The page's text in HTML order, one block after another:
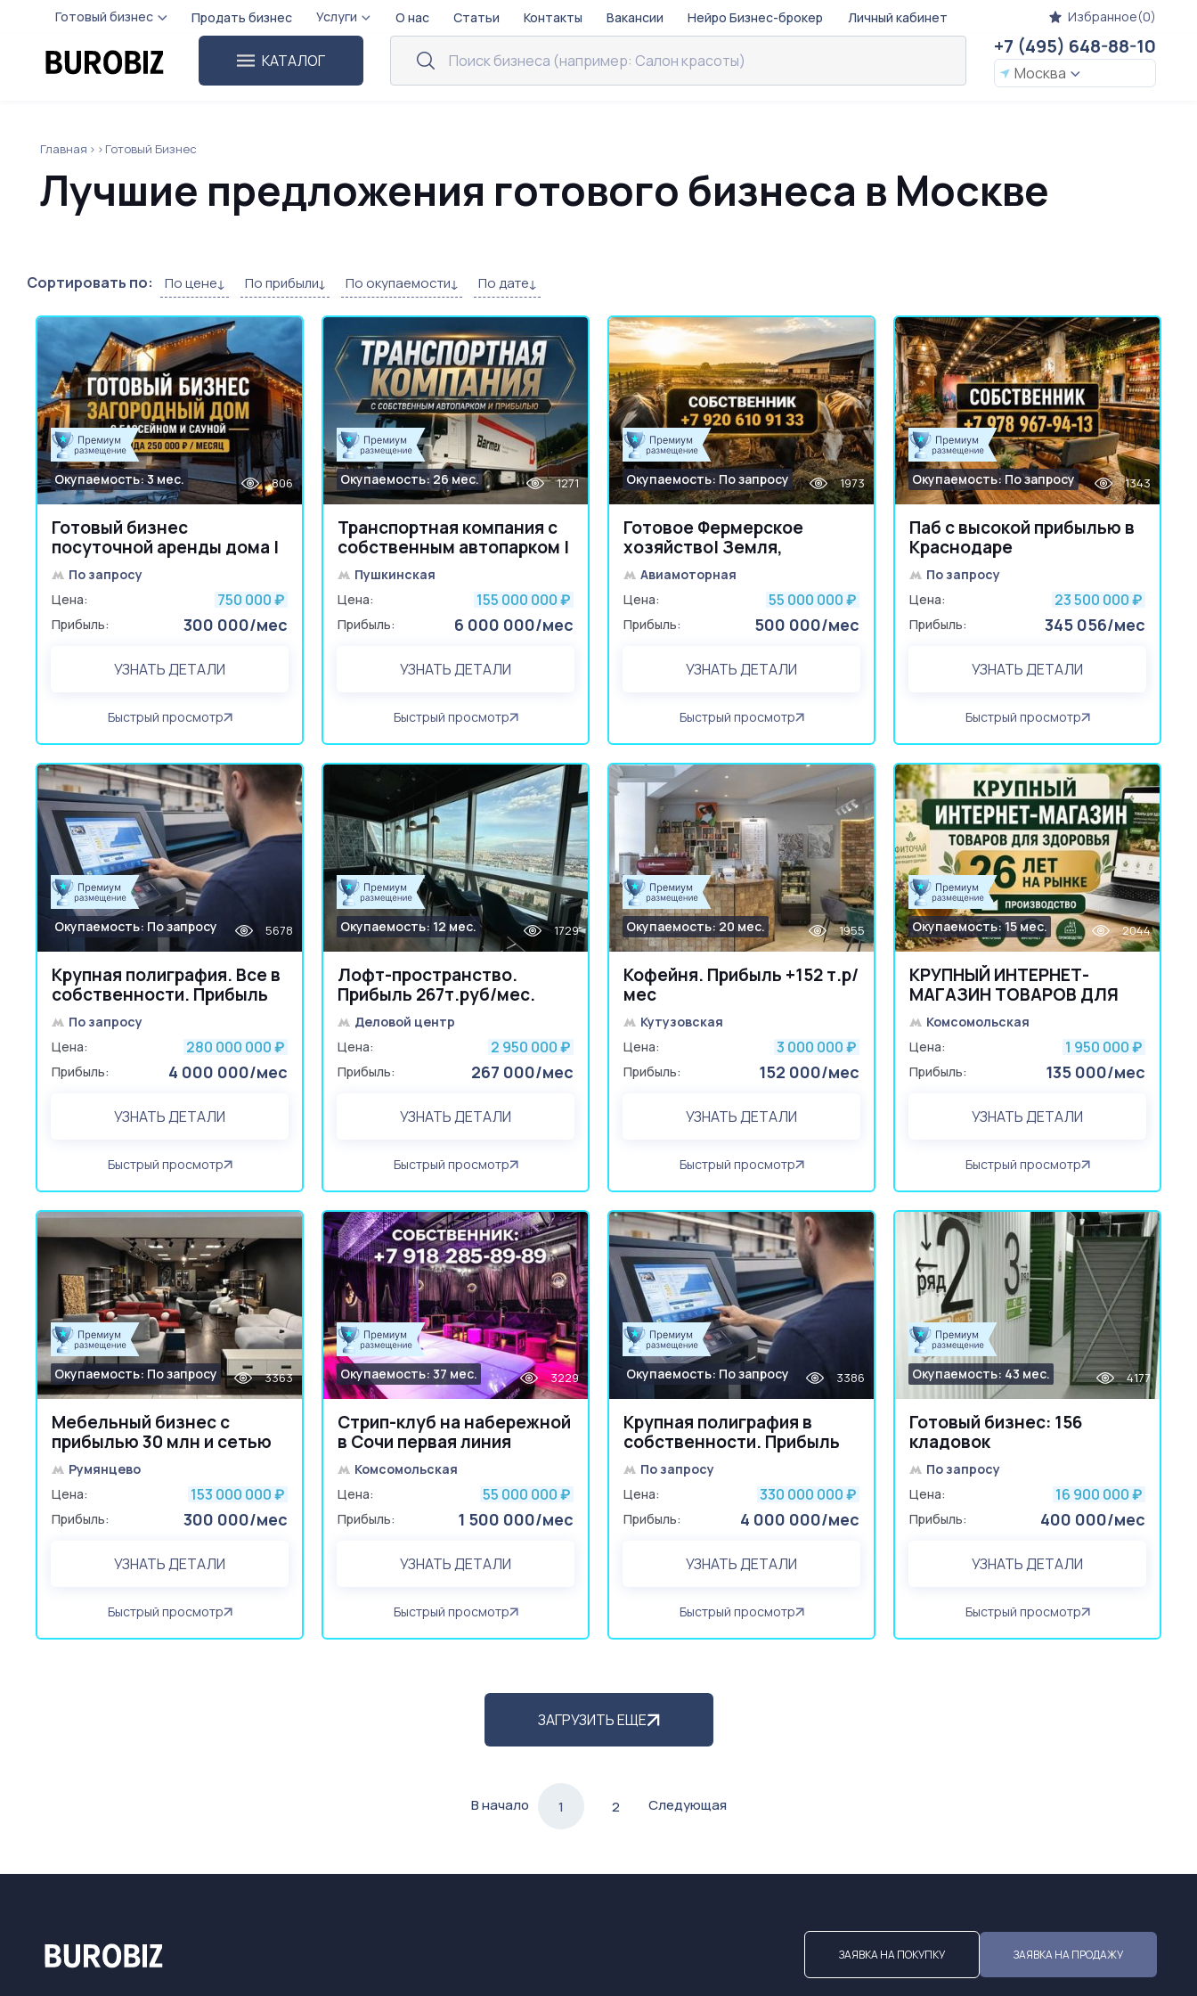
Готовый бизнес Продать бизнес Услуги О нас Статьи Контакты Вакансии Нейро Бизнес-брокер Личный кабинет Избранное(0)
КАТАЛОГ
+7 (495) 648-88-10
Москва
Главная Готовый Бизнес
Лучшие предложения готового бизнеса в Москве
Сортировать по: По цене По прибыли По окупаемости По дате
Готовый бизнес
посуточной аренды дома |
Аренда 250 тыс/мес
Окупаемость: 3 мес. 806
По запросу
Цена:
750 000 ₽
Прибыль: 300 000/мес
УЗНАТЬ ДЕТАЛИ
Быстрый просмотр
Транспортная компания с
собственным автопарком |
8 лет работы
Окупаемость: 26 мес. 1271
Пушкинская
Цена:
155 000 000 ₽
Прибыль: 6 000 000/мес
УЗНАТЬ ДЕТАЛИ
Быстрый просмотр
Готовое Фермерское
хозяйство| Земля,
техника, КРС
Окупаемость: По запросу 1973
Авиамоторная
Цена:
55 000 000 ₽
Прибыль: 500 000/мес
УЗНАТЬ ДЕТАЛИ
Быстрый просмотр
Паб с высокой прибылью в
Краснодаре
Окупаемость: По запросу 1343
По запросу
Цена:
23 500 000 ₽
Прибыль: 345 056/мес
УЗНАТЬ ДЕТАЛИ
Быстрый просмотр
Крупная полиграфия. Все в
собственности. Прибыль
4+ млн
Окупаемость: По запросу 5678
По запросу
Цена:
280 000 000 ₽
Прибыль: 4 000 000/мес
УЗНАТЬ ДЕТАЛИ
Быстрый просмотр
Лофт-пространство.
Прибыль 267т.руб/мес.
Окупаемость: 12 мес. 1729
Деловой центр
Цена:
2 950 000 ₽
Прибыль: 267 000/мес
УЗНАТЬ ДЕТАЛИ
Быстрый просмотр
Кофейня. Прибыль +152 т.р/
мес
Окупаемость: 20 мес. 1955
Кутузовская
Цена:
3 000 000 ₽
Прибыль: 152 000/мес
УЗНАТЬ ДЕТАЛИ
Быстрый просмотр
КРУПНЫЙ ИНТЕРНЕТ-
МАГАЗИН ТОВАРОВ ДЛЯ
ЗДОРОВЬЯ | 26 ЛЕТ
Окупаемость: 15 мес. 2044
Комсомольская
Цена:
1 950 000 ₽
Прибыль: 135 000/мес
УЗНАТЬ ДЕТАЛИ
Быстрый просмотр
Мебельный бизнес с
прибылью 30 млн и сетью
шоурумов
Окупаемость: По запросу 3363
Румянцево
Цена:
153 000 000 ₽
Прибыль: 300 000/мес
УЗНАТЬ ДЕТАЛИ
Быстрый просмотр
Стрип-клуб на набережной
в Сочи первая линия
Окупаемость: 37 мес. 3229
Комсомольская
Цена:
55 000 000 ₽
Прибыль: 1 500 000/мес
УЗНАТЬ ДЕТАЛИ
Быстрый просмотр
Крупная полиграфия в
собственности. Прибыль
4+ млн
Окупаемость: По запросу 3386
По запросу
Цена:
330 000 000 ₽
Прибыль: 4 000 000/мес
УЗНАТЬ ДЕТАЛИ
Быстрый просмотр
Готовый бизнес: 156
кладовок
Окупаемость: 43 мес. 4177
По запросу
Цена:
16 900 000 ₽
Прибыль: 400 000/мес
УЗНАТЬ ДЕТАЛИ
Быстрый просмотр
ЗАГРУЗИТЬ ЕЩЕ
В начало 1 2 Следующая
ЗАЯВКА НА ПОКУПКУ ЗАЯВКА НА ПРОДАЖУ